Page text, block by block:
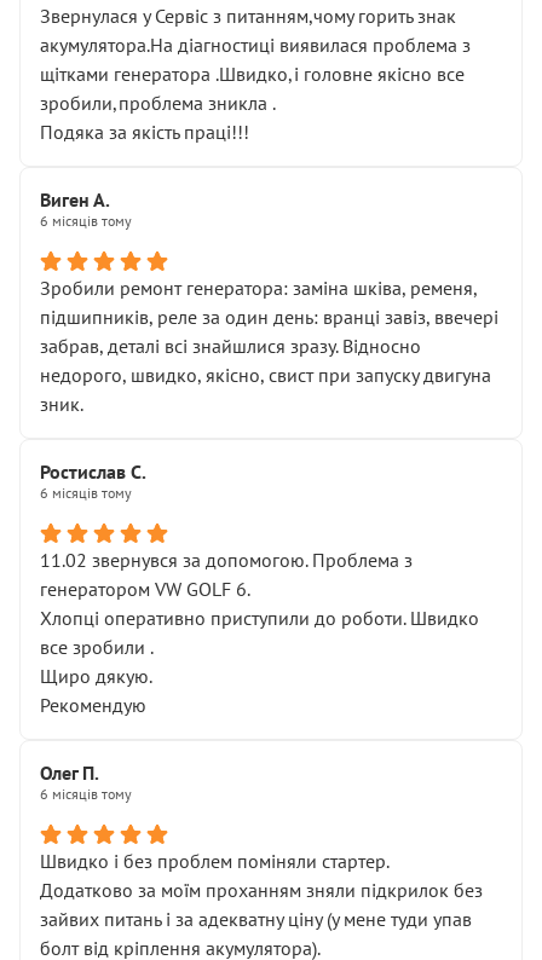
Звернулася у Сервіс з питанням,чому горить знак
акумулятора.На діагностиці виявилася проблема з
щітками генератора .Швидко,і головне якісно все
зробили,проблема зникла .
Подяка за якість праці!!!
Виген А.
6 місяців тому
Зробили ремонт генератора: заміна шківа, ременя,
підшипників, реле за один день: вранці завіз, ввечері
забрав, деталі всі знайшлися зразу. Відносно
недорого, швидко, якісно, свист при запуску двигуна
зник.
Ростислав С.
6 місяців тому
11.02 звернувся за допомогою. Проблема з
генератором VW GOLF 6.
Хлопці оперативно приступили до роботи. Швидко
все зробили .
Щиро дякую.
Рекомендую
Олег П.
6 місяців тому
Швидко і без проблем поміняли стартер.
Додатково за моїм проханням зняли підкрилок без
зайвих питань і за адекватну ціну (у мене туди упав
болт від кріплення акумулятора).